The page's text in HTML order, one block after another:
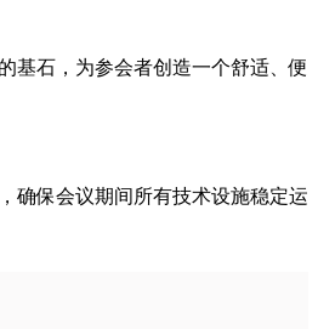
基石，为参会者创造一个舒适、便
确保会议期间所有技术设施稳定运